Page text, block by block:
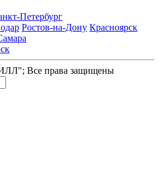
Петербург
Ростов-на-Дону Красноярск
Все права защищены